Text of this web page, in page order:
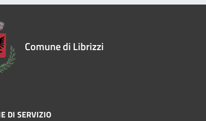
Comune di Librizzi
DI SERVIZIO